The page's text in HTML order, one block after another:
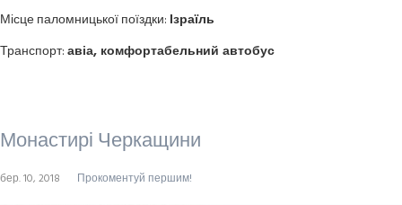
Місце паломницької поїздки: Ізраїль
Транспорт:авіа, комфортабельний автобус
Монастирі Черкащини
бер. 10, 2018 Прокоментуй першим!